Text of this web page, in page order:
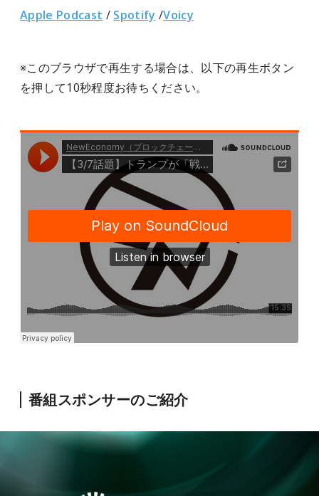
Apple Podcast / Spotify /Voicy
※このブラウザで再生する場合は、以下の再生ボタン
を押して10秒程度お待ちください。
番組スポンサーのご紹介